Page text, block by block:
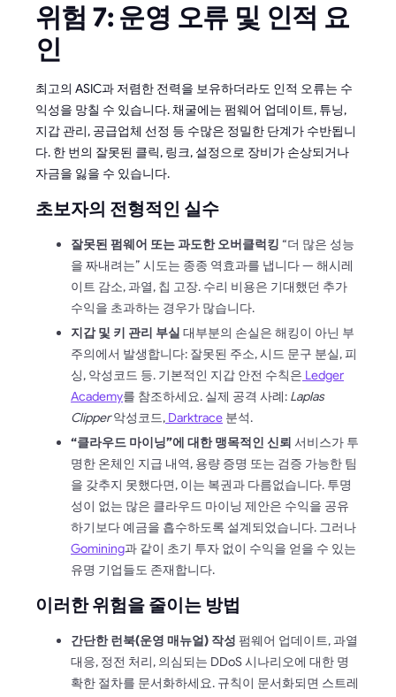
위험 7: 운영 오류 및 인적 요
인
최고의 ASIC과 저렴한 전력을 보유하더라도 인적 오류는 수
익성을 망칠 수 있습니다. 채굴에는 펌웨어 업데이트, 튜닝,
지갑 관리, 공급업체 선정 등 수많은 정밀한 단계가 수반됩니
다. 한 번의 잘못된 클릭, 링크, 설정으로 장비가 손상되거나
자금을 잃을 수 있습니다.
초보자의 전형적인 실수
잘못된 펌웨어 또는 과도한 오버클럭킹 “더 많은 성능
을 짜내려는” 시도는 종종 역효과를 냅니다 — 해시레
이트 감소, 과열, 칩 고장. 수리 비용은 기대했던 추가
수익을 초과하는 경우가 많습니다.
지갑 및 키 관리 부실 대부분의 손실은 해킹이 아닌 부
주의에서 발생합니다: 잘못된 주소, 시드 문구 분실, 피
싱, 악성코드 등. 기본적인 지갑 안전 수칙은 Ledger
Academy를 참조하세요. 실제 공격 사례: Laplas
Clipper악성코드, Darktrace 분석.
“클라우드 마이닝”에 대한 맹목적인 신뢰 서비스가 투
명한 온체인 지급 내역, 용량 증명 또는 검증 가능한 팀
을 갖추지 못했다면, 이는 복권과 다름없습니다. 투명
성이 없는 많은 클라우드 마이닝 제안은 수익을 공유
하기보다 예금을 흡수하도록 설계되었습니다. 그러나
Gomining과 같이 초기 투자 없이 수익을 얻을 수 있는
유명 기업들도 존재합니다.
이러한 위험을 줄이는 방법
간단한 런북(운영 매뉴얼) 작성 펌웨어 업데이트, 과열
대응, 정전 처리, 의심되는 DDoS 시나리오에 대한 명
확한 절차를 문서화하세요. 규칙이 문서화되면 스트레